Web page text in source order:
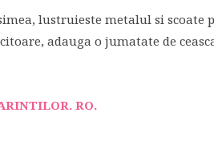
lustruieste metalul si scoate
adauga o jumatate de
RO.